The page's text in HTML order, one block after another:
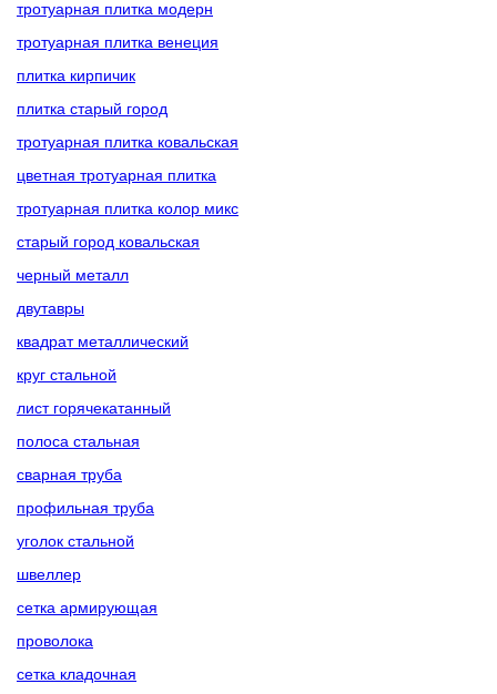
тротуарная плитка модерн
тротуарная плитка венеция
плитка кирпичик
плитка старый город
тротуарная плитка ковальская
цветная тротуарная плитка
тротуарная плитка колор микс
старый город ковальская
черный металл
двутавры
квадрат металлический
круг стальной
лист горячекатанный
полоса стальная
сварная труба
профильная труба
уголок стальной
швеллер
сетка армирующая
проволока
сетка кладочная